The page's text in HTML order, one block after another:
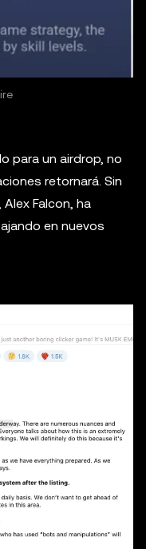
para un airdrop, no
retornará. Sin
Falcon, ha
en nuevos